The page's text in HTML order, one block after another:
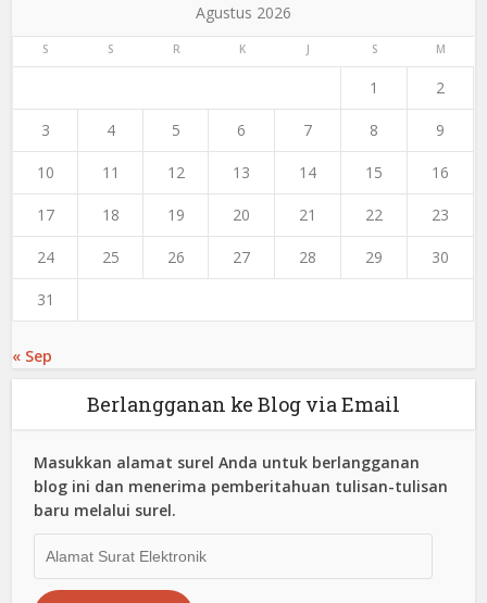
Agustus 2026
S S R K J S M
1 2
3 4 5 6 7 8 9
10 11 12 13 14 15 16
17 18 19 20 21 22 23
24 25 26 27 28 29 30
31
« Sep
Berlangganan ke Blog via Email
Masukkan alamat surel Anda untuk berlangganan
blog ini dan menerima pemberitahuan tulisan-tulisan
baru melalui surel.
Surat
Elektronik